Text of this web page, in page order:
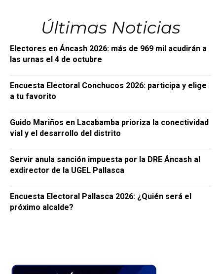
Últimas Noticias
Electores en Áncash 2026: más de 969 mil acudirán a
las urnas el 4 de octubre
Encuesta Electoral Conchucos 2026: participa y elige
a tu favorito
Guido Mariños en Lacabamba prioriza la conectividad
vial y el desarrollo del distrito
Servir anula sanción impuesta por la DRE Áncash al
exdirector de la UGEL Pallasca
Encuesta Electoral Pallasca 2026: ¿Quién será el
próximo alcalde?